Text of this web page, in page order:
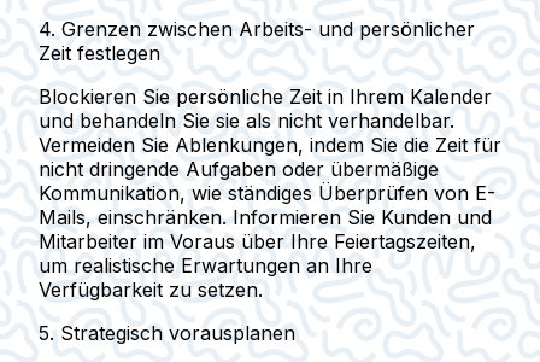
4. Grenzen zwischen Arbeits- und persönlicher
Zeit festlegen
Blockieren Sie persönliche Zeit in Ihrem Kalender
und behandeln Sie sie als nicht verhandelbar.
Vermeiden Sie Ablenkungen, indem Sie die Zeit für
nicht dringende Aufgaben oder übermäßige
Kommunikation, wie ständiges Überprüfen von E-
Mails, einschränken. Informieren Sie Kunden und
Mitarbeiter im Voraus über Ihre Feiertagszeiten,
um realistische Erwartungen an Ihre
Verfügbarkeit zu setzen.
5. Strategisch vorausplanen